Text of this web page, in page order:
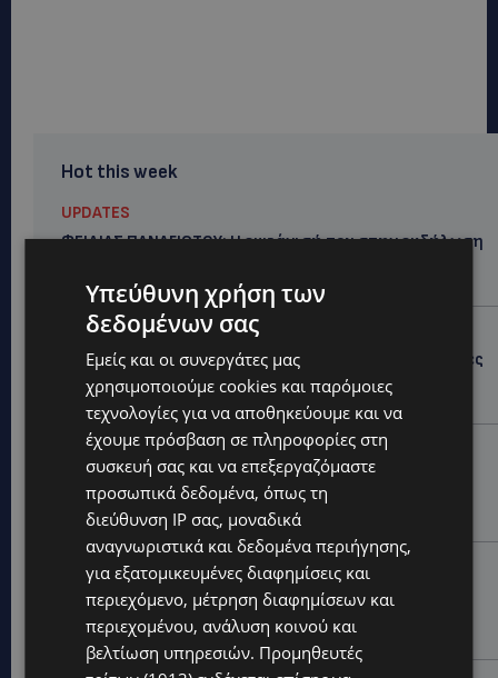
Hot this week
UPDATES
ΦΕΙΔΙΑΣ ΠΑΝΑΓΙΩΤΟΥ: Η εμφάνισή του στην εκδήλωση
«Ασέβεια προς τους νεκρούς»-(Φώτο)
UPDATES
ΔΗΜΟΣ ΛΑΤΣΙΩΝ – ΓΕΡΙΟΥ: Πάνω από 8.000 υπογραφές
κατά των Δομών Ανηλίκων – Ζητούν γραπτή
δέσμευση από το Κράτος
UPDATES
ΑΓΙΟΣ ΙΩΑΝΝΗΣ ΠΙΤΣΙΛΙΑΣ: Ξανανοίγει η πισίνα του
χωριού – Μια ανάσα δροσιάς για κατοίκους και
επισκέπτες
LIFESTYLE
ΕΛΕΝΑ ΠΑΠΑΔΟΠΟΥΛΟΥ: Από τη σκηνή στην
Αντιπροεδρία του ΘΟΚ – «Μεγάλη τιμή και μεγάλη
ευθύνη»
Υπεύθυνη χρήση των
δεδομένων σας
Εμείς και οι συνεργάτες μας
χρησιμοποιούμε cookies και παρόμοιες
τεχνολογίες για να αποθηκεύουμε και να
έχουμε πρόσβαση σε πληροφορίες στη
συσκευή σας και να επεξεργαζόμαστε
προσωπικά δεδομένα, όπως τη
διεύθυνση IP σας, μοναδικά
αναγνωριστικά και δεδομένα περιήγησης,
για εξατομικευμένες διαφημίσεις και
περιεχόμενο, μέτρηση διαφημίσεων και
περιεχομένου, ανάλυση κοινού και
βελτίωση υπηρεσιών. Προμηθευτές